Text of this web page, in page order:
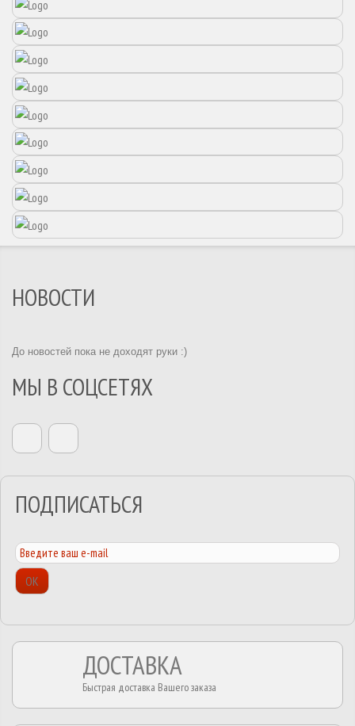
НОВОСТИ
До новостей пока не доходят руки :)
МЫ В СОЦСЕТЯХ
ПОДПИСАТЬСЯ
ОК
ДОСТАВКА
Быстрая доставка Вашего заказа